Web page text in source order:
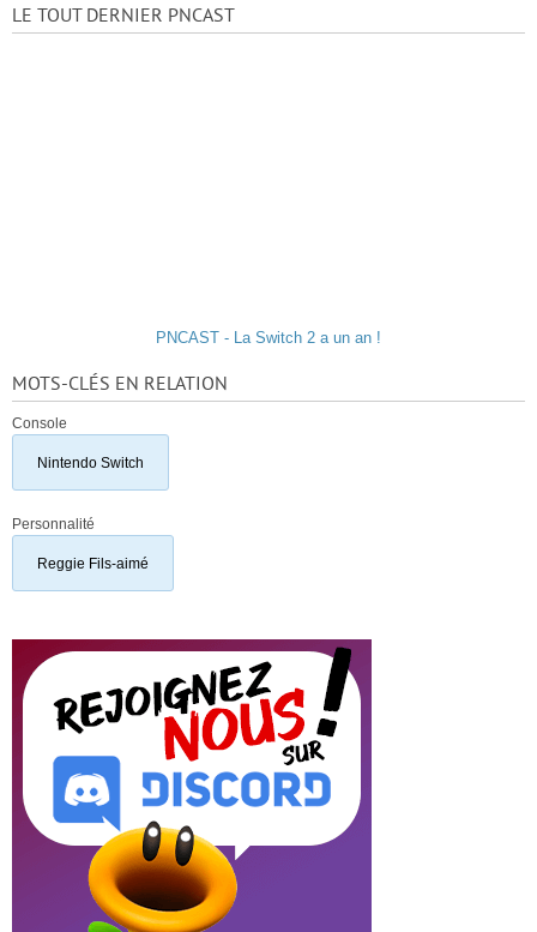
LE TOUT DERNIER PNCAST
PNCAST - La Switch 2 a un an !
MOTS-CLÉS EN RELATION
Console
Nintendo Switch
Personnalité
Reggie Fils-aimé